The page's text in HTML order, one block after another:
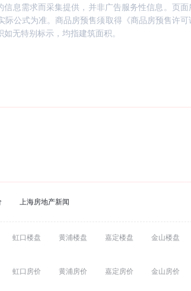
息需求而采集提供，并非广告服务性信息。页
公式为准。商品房预售须取得《商品房预售许
无特别标示，均指建筑面积。
上海房地产新闻
虹口楼盘 黄浦楼盘 嘉定楼盘 金山楼盘
虹口房价 黄浦房价 嘉定房价 金山房价